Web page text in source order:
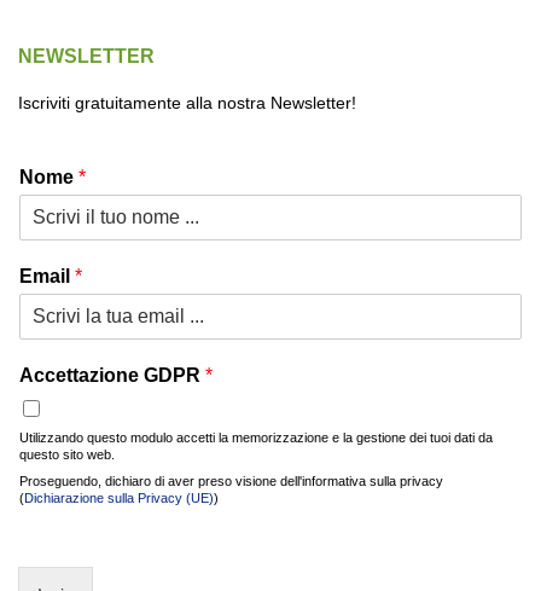
NEWSLETTER
Iscriviti gratuitamente alla nostra Newsletter!
Nome *
Email *
Accettazione GDPR *
Utilizzando questo modulo accetti la memorizzazione e la gestione dei tuoi dati da
questo sito web.
Proseguendo, dichiaro di aver preso visione dell'informativa sulla privacy
(Dichiarazione sulla Privacy (UE))